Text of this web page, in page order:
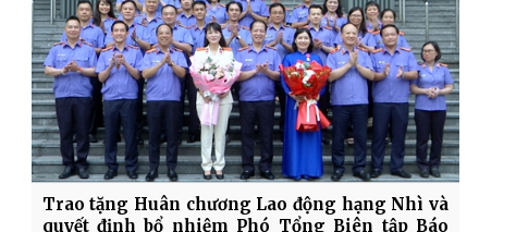
Trao tặng Huân chương Lao động hạng Nhì và
quyết định bổ nhiệm Phó Tổng Biên tập Báo